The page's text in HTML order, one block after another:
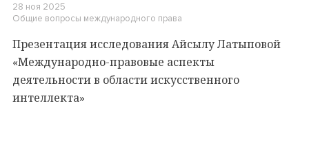
28 ноя 2025
Общие вопросы международного права
Презентация исследования Айсылу Латыповой
«Международно-правовые аспекты
деятельности в области искусственного
интеллекта»